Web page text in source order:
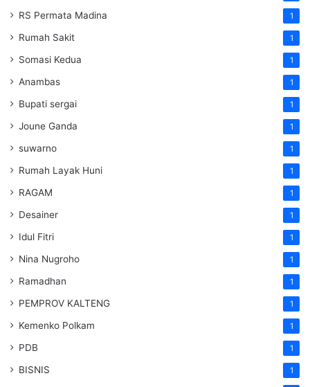
RS Permata Madina 1
Rumah Sakit 1
Somasi Kedua 1
Anambas 1
Bupati sergai 1
Joune Ganda 1
suwarno 1
Rumah Layak Huni 1
RAGAM 1
Desainer 1
Idul Fitri 1
Nina Nugroho 1
Ramadhan 1
PEMPROV KALTENG 1
Kemenko Polkam 1
PDB 1
BISNIS 1